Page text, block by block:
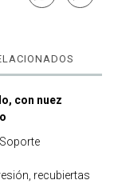
con nuez
recubiertas